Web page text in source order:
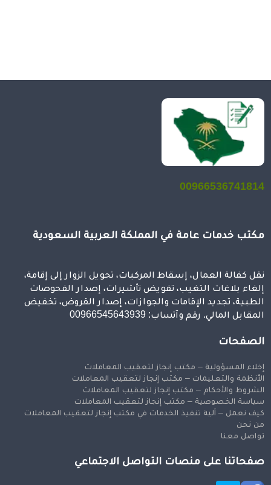
00966536741814
مكتب خدمات عامة في المملكة العربية السعودية
نقل كفالة العمال، إسقاط المركبات، تحويل الزوار إلى إقامة،
إلغاء بلاغات التغيب، تفويض تأشيرات، إصدار الفحوصات
الطبية، تجديد الإقامات والجوازات، إصدار القروض، تخفيض
المقابل المالي. رقم وآتساب: 00966545643939
الصفحات
إخلاء المسؤولية – مكتب إنجاز لتعقيب المعاملات
الأنظمة والتعليمات – مكتب إنجاز لتعقيب المعاملات
الشروط والأحكام – مكتب إنجاز لتعقيب المعاملات
سياسة الخصوصية – مكتب إنجاز لتعقيب المعاملات
كيف نعمل – آلية تنفيذ الخدمات في مكتب إنجاز لتعقيب المعاملات
من نحن
تواصل معنا
صفحاتنا على منصات التواصل الاجتماعي